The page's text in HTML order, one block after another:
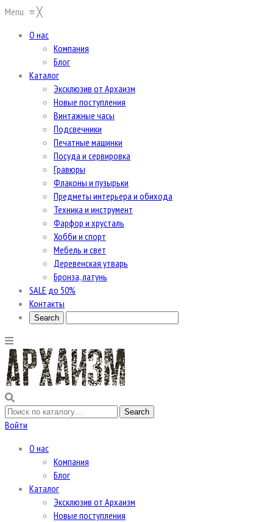
Menu ≡╳
О нас
Компания
Блог
Каталог
Эксклюзив от Архаизм
Новые поступления
Винтажные часы
Подсвечники
Печатные машинки
Посуда и сервировка
Гравюры
Флаконы и пузырьки
Предметы интерьера и обихода
Техника и инструмент
Фарфор и хрусталь
Хобби и спорт
Мебель и свет
Деревенская утварь
Бронза, латунь
SALE до 50%
Контакты
Войти
О нас
Компания
Блог
Каталог
Эксклюзив от Архаизм
Новые поступления